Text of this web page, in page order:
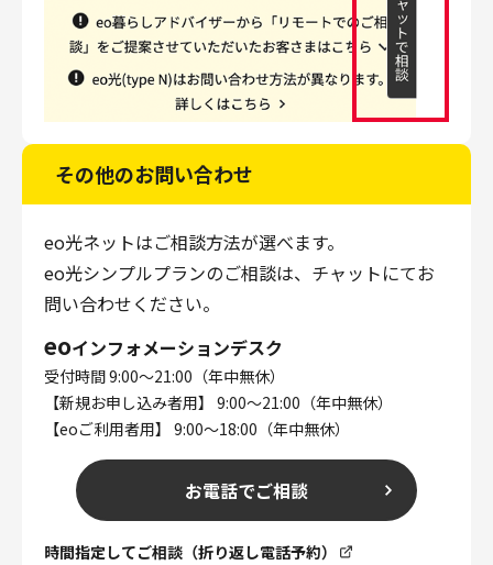
その他のお問い合わせ
eo光ネットはご相談方法が選べます。
eo光シンプルプランのご相談は、チャットにてお
問い合わせください。
eoインフォメーションデスク
受付時間 9:00～21:00（年中無休）
【新規お申し込み者用】 9:00～21:00（年中無休）
【eoご利用者用】 9:00～18:00（年中無休）
お電話でご相談
時間指定してご相談（折り返し電話予約）